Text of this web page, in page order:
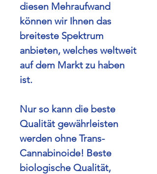
diesen Mehraufwand
können wir Ihnen das
breiteste Spektrum
anbieten, welches weltweit
auf dem Markt zu haben
ist.
Nur so kann die beste
Qualität gewährleisten
werden ohne Trans-
Cannabinoide! Beste
biologische Qualität,